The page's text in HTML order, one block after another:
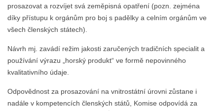
prosazovat a rozvíjet svá zeměpisná opatření (pozn. zejména
díky přístupu k orgánům pro boj s padělky a celním orgánům ve
všech členských státech).
Návrh mj. zavádí režim jakosti zaručených tradičních specialit a
používání výrazu „horský produkt“ ve formě nepovinného
kvalitativního údaje.
Odpovědnost za prosazování na vnitrostátní úrovni zůstane i
nadále v kompetencích členských států, Komise odpovídá za